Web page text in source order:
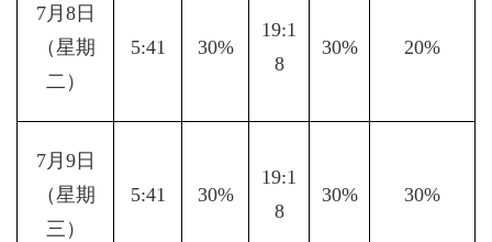
7月8日
（星期
二）
5:41 30%
19:1
8
30% 20%
7月9日
（星期
三）
5:41 30%
19:1
8
30% 30%